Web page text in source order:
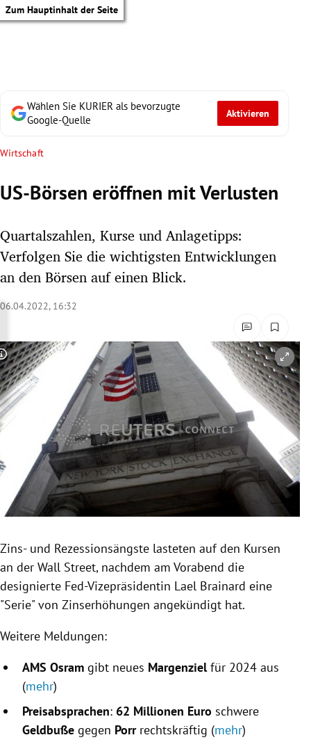
Zum Hauptinhalt der Seite
Untermenü
Untermenü
Untermenü
Untermenü
Untermenü
Untermenü
Untermenü
Wählen Sie KURIER als bevorzugte
Google-Quelle
Aktivieren
Wirtschaft
US-Börsen eröffnen mit Verlusten
Quartalszahlen, Kurse und Anlagetipps:
Verfolgen Sie die wichtigsten Entwicklungen
an den Börsen auf einen Blick.
06.04.2022, 16:32
Copyright-Hinweis öffnen/schließen
Zins- und Rezessionsängste lasteten auf den Kursen
an der Wall Street, nachdem am Vorabend die
designierte Fed-Vizepräsidentin Lael Brainard eine
"Serie" von Zinserhöhungen angekündigt hat.
Weitere Meldungen:
AMS Osram gibt neues Margenzielfür 2024 aus
(mehr)
Preisabsprachen: 62 Millionen Euro schwere
Geldbuße gegen Porr rechtskräftig (mehr)